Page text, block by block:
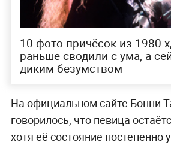
10 фото причёсок из 1980-
раньше сводили с ума, а
диким безумством
На официальном сайте Бонни
говорилось, что певица
хотя её состояние постепенно